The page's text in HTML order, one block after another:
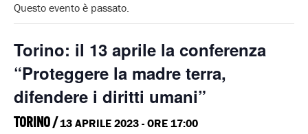
Questo evento è passato.
Torino: il 13 aprile la conferenza
“Proteggere la madre terra,
difendere i diritti umani”
TORINO /13 APRILE 2023 - ORE 17:00